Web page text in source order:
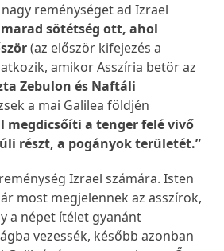
nagy reménységet ad Izrael
sötétség ott, ahol
(az először kifejezés a
amikor Asszíria betör az
Zebulon és Naftáli
a mai Galilea földjén
megdicsőíti a tenger felé vivő
részt, a pogányok területét.”
Izrael számára. Isten
most megjelennek az asszírok,
a népet ítélet gyanánt
vezessék, később azonban